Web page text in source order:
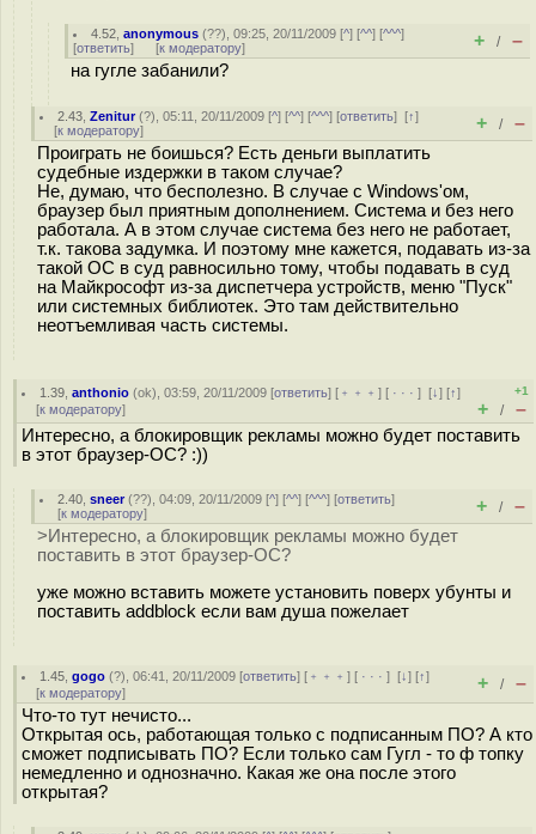
4.52 ,anonymous (??), 09:25, 20/11/2009 [^] [^^] [^^^]
[ответить] [к модератору] + / –
на гугле забанили?
2.43 ,Zenitur(?), 05:11, 20/11/2009 [^] [^^] [^^^] [ответить][↑]
[к модератору] + / –
Проиграть не боишься? Есть деньги выплатить
судебные издержки в таком случае?
Не, думаю, что бесполезно. В случае с Windows'ом,
браузер был приятным дополнением. Система и без него
работала. А в этом случае система без него не работает,
т.к. такова задумка. И поэтому мне кажется, подавать из-за
такой ОС в суд равносильно тому, чтобы подавать в суд
на Майкрософт из-за диспетчера устройств, меню "Пуск"
или системных библиотек. Это там действительно
неотъемливая часть системы.
1.39 ,anthonio (ok), 03:59, 20/11/2009 [ответить] [ ﹢﹢﹢] [ · · ·][↓] [↑]
[к модератору]
+1
+ / –
Интересно, а блокировщик рекламы можно будет поставить
в этот браузер-ОС? :))
2.40 ,sneer(??), 04:09, 20/11/2009 [^] [^^] [^^^] [ответить]
[к модератору] + / –
>Интересно, а блокировщик рекламы можно будет
поставить в этот браузер-ОС?
уже можно вставить можете установить поверх убунты и
поставить addblock если вам душа пожелает
1.45 ,gogo (?), 06:41, 20/11/2009 [ответить] [ ﹢﹢﹢] [ · · ·][↓] [↑]
[к модератору] + / –
Что-то тут нечисто...
Открытая ось, работающая только с подписанным ПО? А кто
сможет подписывать ПО? Если только сам Гугл - то ф топку
немедленно и однозначно. Какая же она после этого
открытая?